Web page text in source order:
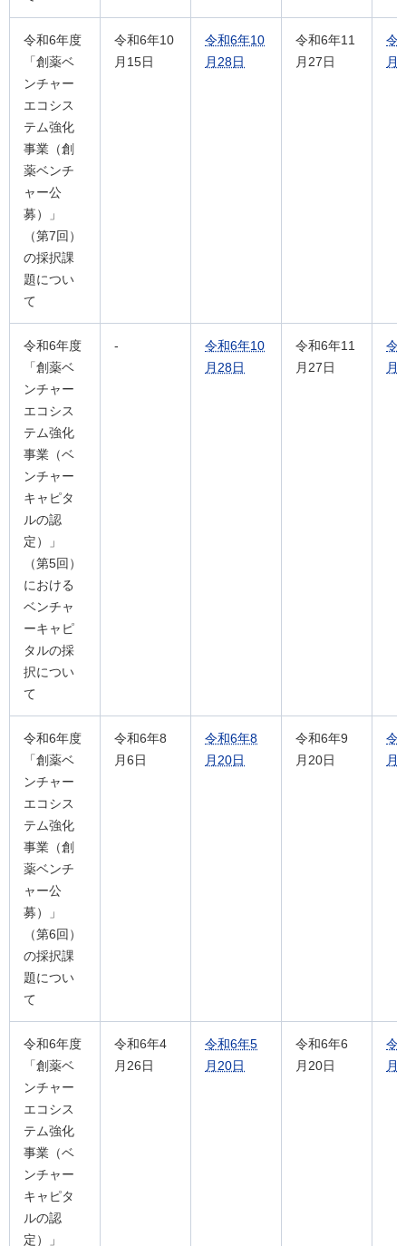
令和6年度
「創薬ベ
ンチャー
エコシス
テム強化
事業（創
薬ベンチ
ャー公
募）」
（第7回）
の採択課
題につい
て
令和6年10
月15日
令和6年10
月28日
令和6年11
月27日
令
月
令和6年度
「創薬ベ
ンチャー
エコシス
テム強化
事業（ベ
ンチャー
キャピタ
ルの認
定）」
（第5回）
における
ベンチャ
ーキャピ
タルの採
択につい
て
-
令和6年10
月28日
令和6年11
月27日
令
月
令和6年度
「創薬ベ
ンチャー
エコシス
テム強化
事業（創
薬ベンチ
ャー公
募）」
（第6回）
の採択課
題につい
て
令和6年8
月6日
令和6年8
月20日
令和6年9
月20日
令
月
令和6年度
「創薬ベ
ンチャー
エコシス
テム強化
事業（ベ
ンチャー
キャピタ
ルの認
定）」
令和6年4
月26日
令和6年5
月20日
令和6年6
月20日
令
月